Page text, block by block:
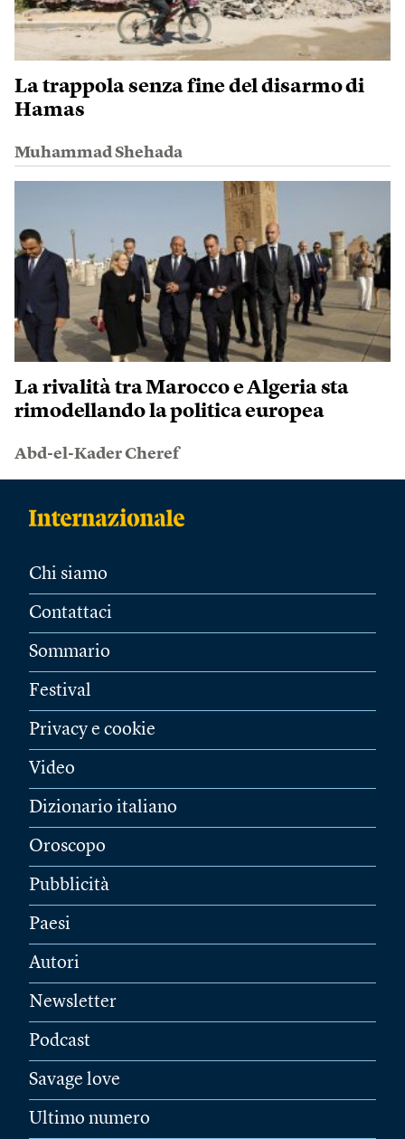
La trappola senza fine del disarmo di
Hamas
Muhammad Shehada
La rivalità tra Marocco e Algeria sta
rimodellando la politica europea
Abd-el-Kader Cheref
Chi siamo
Contattaci
Sommario
Festival
Privacy e cookie
Video
Dizionario italiano
Oroscopo
Pubblicità
Paesi
Autori
Newsletter
Podcast
Savage love
Ultimo numero